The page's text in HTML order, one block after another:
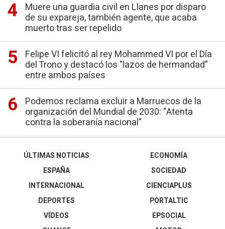
Muere una guardia civil en Llanes por disparo
de su expareja, también agente, que acaba
muerto tras ser repelido
Felipe VI felicitó al rey Mohammed VI por el Día
del Trono y destacó los "lazos de hermandad"
entre ambos países
Podemos reclama excluir a Marruecos de la
organización del Mundial de 2030: "Atenta
contra la soberanía nacional"
ÚLTIMAS NOTICIAS
ESPAÑA
INTERNACIONAL
DEPORTES
VÍDEOS
ECONOMÍA
SOCIEDAD
CIENCIAPLUS
PORTALTIC
EPSOCIAL